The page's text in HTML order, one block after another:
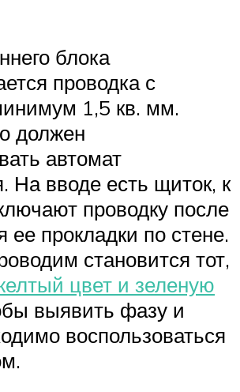
блока
проводка с
1,5 кв. мм.
должен
автомат
На вводе есть щиток, к
проводку после
ее прокладки по стене.
становится тот,
цвет и зеленую
выявить фазу и
воспользоваться